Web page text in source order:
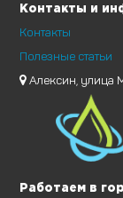
Контакты и
Контакты
Полезные статьи
Алексин, улица
Работаем в